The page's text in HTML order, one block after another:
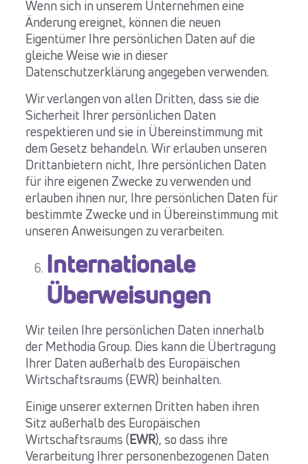
Wenn sich in unserem Unternehmen eine
Änderung ereignet, können die neuen
Eigentümer Ihre persönlichen Daten auf die
gleiche Weise wie in dieser
Datenschutzerklärung angegeben verwenden.
Wir verlangen von allen Dritten, dass sie die
Sicherheit Ihrer persönlichen Daten
respektieren und sie in Übereinstimmung mit
dem Gesetz behandeln. Wir erlauben unseren
Drittanbietern nicht, Ihre persönlichen Daten
für ihre eigenen Zwecke zu verwenden und
erlauben ihnen nur, Ihre persönlichen Daten für
bestimmte Zwecke und in Übereinstimmung mit
unseren Anweisungen zu verarbeiten.
Internationale
Überweisungen
Wir teilen Ihre persönlichen Daten innerhalb
der Methodia Group. Dies kann die Übertragung
Ihrer Daten außerhalb des Europäischen
Wirtschaftsraums (EWR) beinhalten.
Einige unserer externen Dritten haben ihren
Sitz außerhalb des Europäischen
Wirtschaftsraums ( EWR), so dass ihre
Verarbeitung Ihrer personenbezogenen Daten